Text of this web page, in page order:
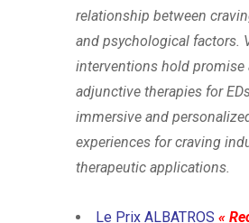
relationship between
and psychological factors.
interventions hold promise
adjunctive therapies for
immersive and
experiences for craving
therapeutic applications.
Le Prix ALBATROS «